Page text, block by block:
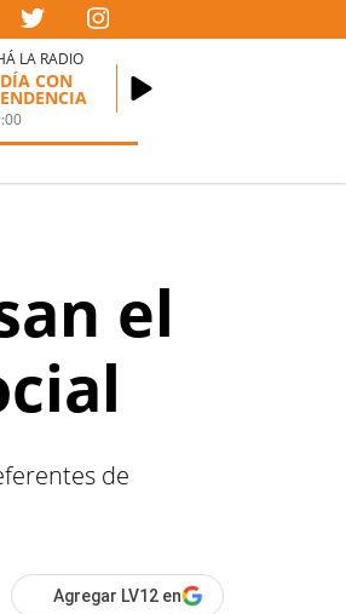
LA RADIO
CON
el
de
Agregar LV12 en